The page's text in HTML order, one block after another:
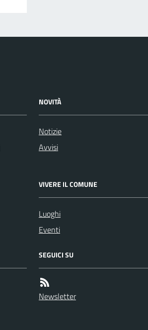
NOVITÀ
Notizie
Avvisi
VIVERE IL COMUNE
Luoghi
Eventi
SEGUICI SU
Newsletter